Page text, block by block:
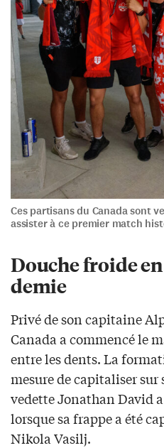
Ces partisans du Canada sont
assister à ce premier match
Douche froide
demie
Privé de son capitaine
Canada a commencé le
entre les dents. La
mesure de capitaliser sur
vedette Jonathan David
lorsque sa frappe a été
Nikola Vasilj.